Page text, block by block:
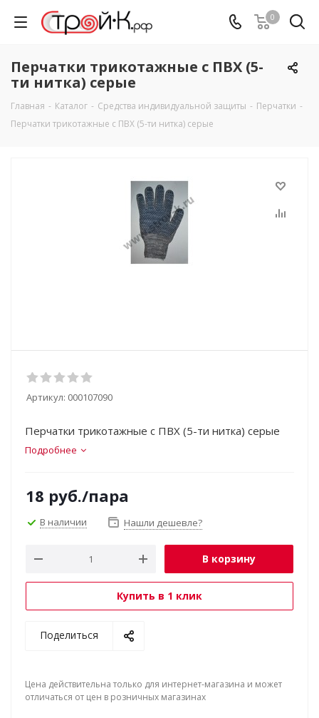
0
Перчатки трикотажные с ПВХ (5-
ти нитка) серые
Главная - Каталог - Средства индивидуальной защиты - Перчатки -
Перчатки трикотажные с ПВХ (5-ти нитка) серые
Артикул: 000107090
Перчатки трикотажные с ПВХ (5-ти нитка) серые
Подробнее
18 руб./пара
В наличии Нашли дешевле?
В корзину
Купить в 1 клик
Поделиться
Цена действительна только для интернет-магазина и может
отличаться от цен в розничных магазинах